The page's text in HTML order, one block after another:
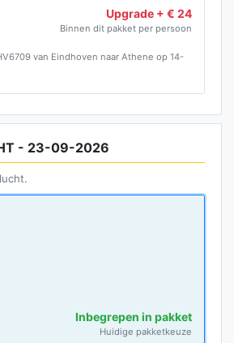
Upgrade + € 24
Binnen dit pakket per persoon
van Eindhoven naar Athene op 14-
- 23-09-2026
Inbegrepen in pakket
Huidige pakketkeuze